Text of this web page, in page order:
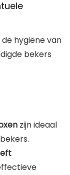
hygiëne van
bekers
zijn ideaal